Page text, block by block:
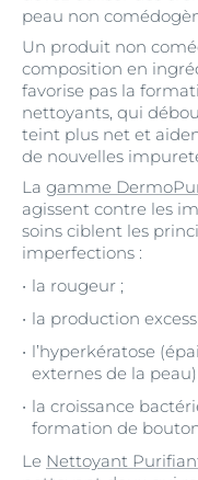
peau non
Un produit non
composition en
favorise pas la
nettoyants, qui
teint plus net et
de nouvelles
La gamme
agissent contre les
soins ciblent les
imperfections :
la rougeur ;
la production
l’hyperkératose
externes de la peau)
la croissance
formation de
Le Nettoyant